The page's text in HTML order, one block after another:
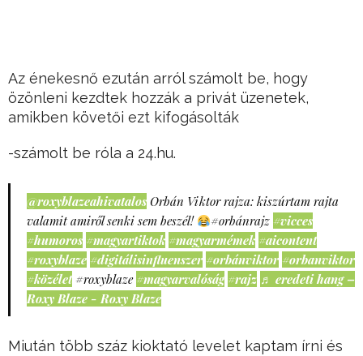
Az énekesnő ezután arról számolt be, hogy
özönleni kezdtek hozzák a privát üzenetek,
amikben követői ezt kifogásolták
-számolt be róla a 24.hu.
@roxyblazeahivatalos Orbán Viktor rajza: kiszúrtam rajta
valamit amiről senki sem beszél!
#orbánrajz #vicces
#humoros #magyartiktok #magyarmémek #aicontent
#roxyblaze #digitálisinfluenszer #orbánviktor #orbanviktor
#közélet #roxyblaze #magyarvalóság #rajz ♬ eredeti hang –
Roxy Blaze - Roxy Blaze
Miután több száz kioktató levelet kaptam írni és